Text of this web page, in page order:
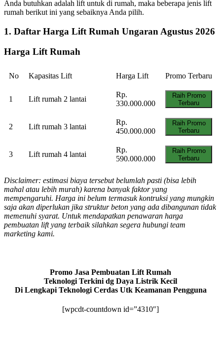
Anda butuhkan adalah lift untuk di rumah, maka beberapa jenis lift
rumah berikut ini yang sebaiknya Anda pilih.
1. Daftar Harga Lift Rumah Ungaran Agustus 2026
Harga Lift Rumah
No Kapasitas Lift Harga Lift Promo Terbaru
1 Lift rumah 2 lantai
Rp.
330.000.000
Raih Promo
Terbaru
2 Lift rumah 3 lantai
Rp.
450.000.000
Raih Promo
Terbaru
3 Lift rumah 4 lantai
Rp.
590.000.000
Raih Promo
Terbaru
Disclaimer: estimasi biaya tersebut belumlah pasti (bisa lebih
mahal atau lebih murah) karena banyak faktor yang
mempengaruhi. Harga ini belum termasuk kontruksi yang mungkin
saja akan diperlukan jika struktur beton yang ada dibangunan tidak
memenuhi syarat. Untuk mendapatkan penawaran harga
pembuatan lift yang terbaik silahkan segera hubungi team
marketing kami.
Promo Jasa Pembuatan Lift Rumah
Teknologi Terkini dg Daya Listrik Kecil
Di Lengkapi Teknologi Cerdas Utk Keamanan Pengguna
[wpcdt-countdown id=”4310″]